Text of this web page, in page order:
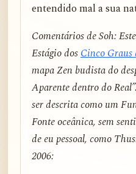
entendido mal a sua
Comentários de Soh:
Estágio dosCinco Graus
mapa Zen budista do
Aparente dentro do
ser descrita como um
Fonte oceânica, sem
de eu pessoal, como
2006: